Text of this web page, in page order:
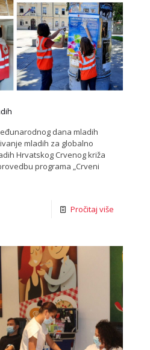
dana mladih
mladih za globalno
Hrvatskog Crvenog križa
programa „Crveni
Pročitaj više